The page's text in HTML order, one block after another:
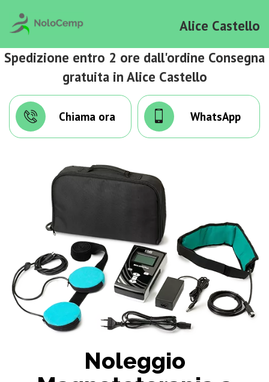
Alice Castello
Spedizione entro 2 ore dall'ordine Consegna
gratuita in Alice Castello
Chiama ora WhatsApp
Noleggio